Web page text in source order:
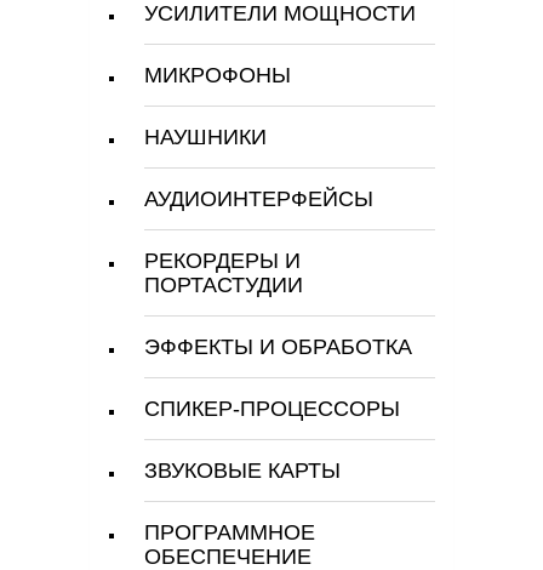
УСИЛИТЕЛИ МОЩНОСТИ
МИКРОФОНЫ
НАУШНИКИ
АУДИОИНТЕРФЕЙСЫ
РЕКОРДЕРЫ И
ПОРТАСТУДИИ
ЭФФЕКТЫ И ОБРАБОТКА
СПИКЕР-ПРОЦЕССОРЫ
ЗВУКОВЫЕ КАРТЫ
ПРОГРАММНОЕ
ОБЕСПЕЧЕНИЕ